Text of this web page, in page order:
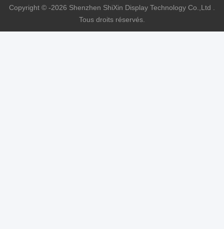
Copyright © -2026 Shenzhen ShiXin Display Technology Co.,Ltd .
Tous droits réservés.